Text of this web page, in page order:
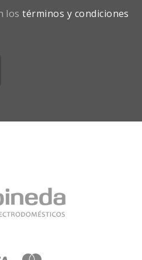
lostérminos y condiciones